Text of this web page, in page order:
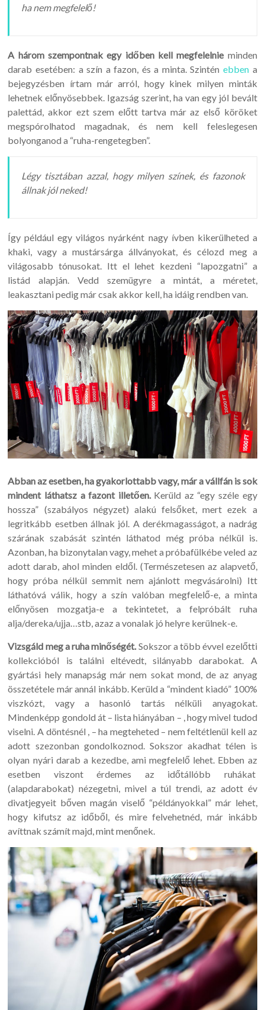
ha nem megfelelő!
A három szempontnak egy időben kell megfelelnieminden
darab esetében: a szín a fazon, és a minta. Szintén ebben a
bejegyzésben írtam már arról, hogy kinek milyen minták
lehetnek előnyösebbek. Igazság szerint, ha van egy jól bevált
palettád, akkor ezt szem előtt tartva már az első köröket
megspórolhatod magadnak, és nem kell feleslegesen
bolyonganod a “ruha-rengetegben”.
Légy tisztában azzal, hogy milyen színek, és fazonok
állnak jól neked!
Így például egy világos nyárként nagy ívben kikerülheted a
khaki, vagy a mustársárga állványokat, és célozd meg a
világosabb tónusokat. Itt el lehet kezdeni “lapozgatni” a
listád alapján. Vedd szemügyre a mintát, a méretet,
leakasztani pedig már csak akkor kell, ha idáig rendben van.
Abban az esetben, ha gyakorlottabb vagy, már a vállfán is sok
mindent láthatsz a fazont illetően.Kerüld az “egy széle egy
hossza” (szabályos négyzet) alakú felsőket, mert ezek a
legritkább esetben állnak jól. A derékmagasságot, a nadrág
szárának szabását szintén láthatod még próba nélkül is.
Azonban, ha bizonytalan vagy, mehet a próbafülkébe veled az
adott darab, ahol minden eldől. (Természetesen az alapvető,
hogy próba nélkül semmit nem ajánlott megvásárolni) Itt
láthatóvá válik, hogy a szín valóban megfelelő-e, a minta
előnyösen mozgatja-e a tekintetet, a felpróbált ruha
alja/dereka/ujja…stb, azaz a vonalak jó helyre kerülnek-e.
Vizsgáld meg a ruha minőségét.Sokszor a több évvel ezelőtti
kollekcióból is találni eltévedt, silányabb darabokat. A
gyártási hely manapság már nem sokat mond, de az anyag
összetétele már annál inkább. Kerüld a “mindent kiadó” 100%
viszkózt, vagy a hasonló tartás nélküli anyagokat.
Mindenképp gondold át – lista hiányában – , hogy mivel tudod
viselni. A döntésnél , – ha megteheted – nem feltétlenül kell az
adott szezonban gondolkoznod. Sokszor akadhat télen is
olyan nyári darab a kezedbe, ami megfelelő lehet. Ebben az
esetben viszont érdemes az időtállóbb ruhákat
(alapdarabokat) nézegetni, mivel a túl trendi, az adott év
divatjegyeit bőven magán viselő “példányokkal” már lehet,
hogy kifutsz az időből, és mire felvehetnéd, már inkább
avíttnak számít majd, mint menőnek.